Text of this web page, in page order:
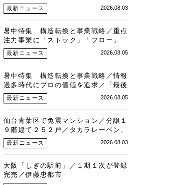
発物件全４９戸
最新ニュース 2026.08.03
暑中特集 構造転換と事業戦略／重点
注力事業に「ストック」「フロー」
「マネジメント」／跡地開発の可能性
／総合デベトップ10目標に／自社ブ
ランド構築へ体制整備／日本郵政不動
産／池田 明社長に聞く
最新ニュース 2026.08.05
暑中特集 構造転換と事業戦略／情報
過多時代にプロの価値を追求／「最後
は人と人との繋がり」／湾岸・都心エ
リアの潮目を注視／“リパーク”次世代
展開／三井不動産リアルティ／児玉光
博社長に聞く
最新ニュース 2026.08.05
仙台青葉区で免震マンション／分譲１
９階建て２５２戸／タカラレーベン、
積水化学、三菱地所レジ
最新ニュース 2026.08.03
大阪「しぎの駅前」／１期１次が登録
完売／伊藤忠都市